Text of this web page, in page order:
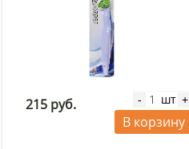
215 руб. - шт +
В корзину